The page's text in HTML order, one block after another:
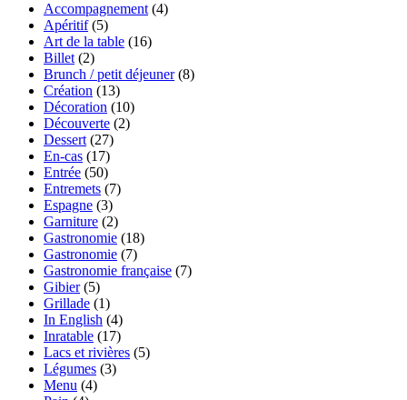
Accompagnement (4)
Apéritif(5)
Art de la table (16)
Billet (2)
Brunch / petit déjeuner(8)
Création (13)
Décoration (10)
Découverte (2)
Dessert (27)
En-cas (17)
Entrée (50)
Entremets (7)
Espagne (3)
Garniture (2)
Gastronomie (18)
Gastronomie (7)
Gastronomie française (7)
Gibier(5)
Grillade (1)
In English (4)
Inratable (17)
Lacs et rivières (5)
Légumes (3)
Menu (4)